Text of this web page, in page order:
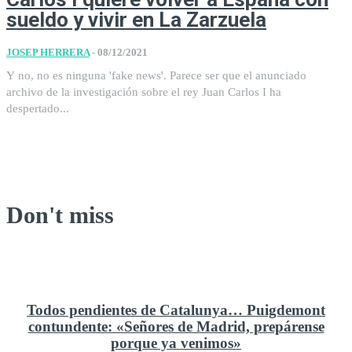
sueldo y vivir en La Zarzuela
JOSEP HERRERA - 08/12/2021
Y no, no es ninguna 'fake news'. Parece ser que el anunciado
archivo de la investigación sobre el rey Juan Carlos I ha
despertado...
Don't miss
Todos pendientes de Catalunya… Puigdemont
contundente: «Señores de Madrid, prepárense
porque ya venimos»